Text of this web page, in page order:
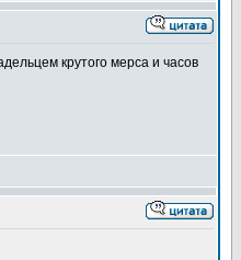
крутого мерса и часов